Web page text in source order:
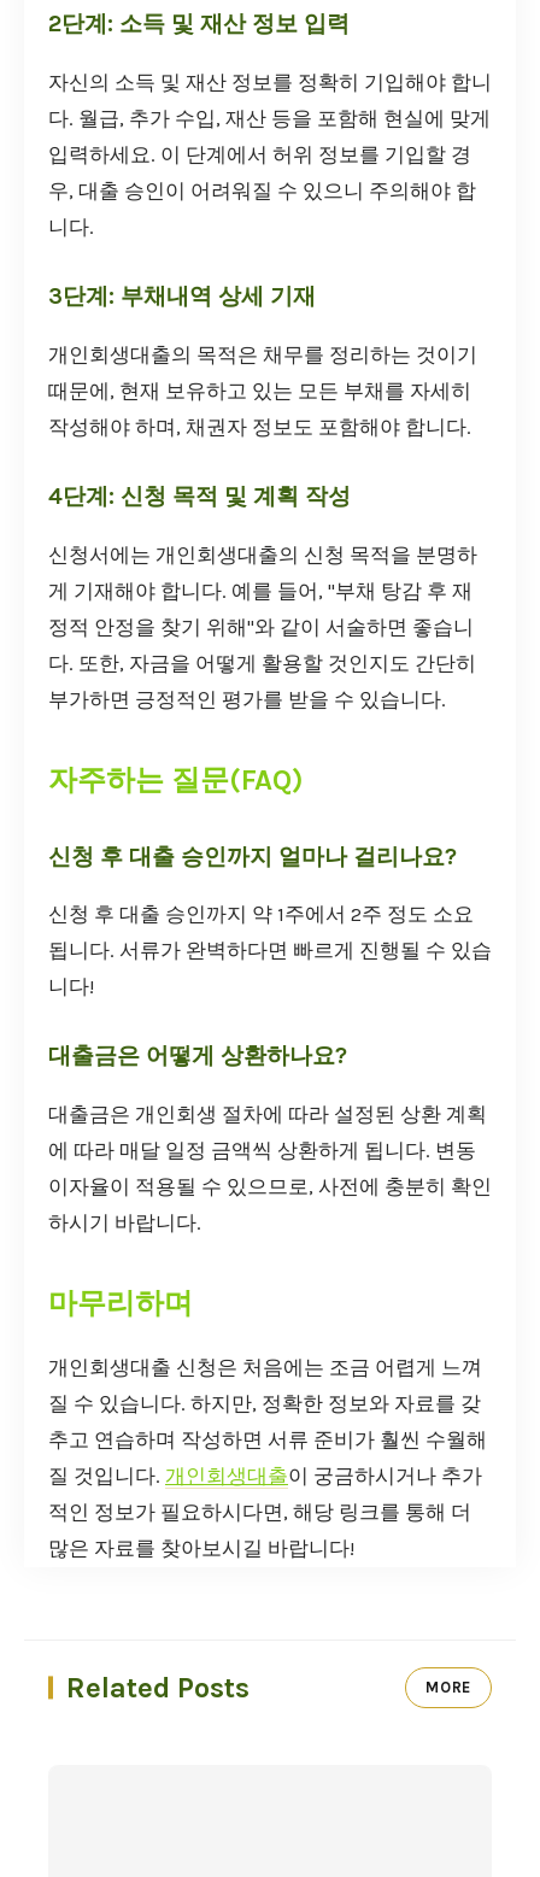
2단계: 소득 및 재산 정보 입력
자신의 소득 및 재산 정보를 정확히 기입해야 합니
다. 월급, 추가 수입, 재산 등을 포함해 현실에 맞게
입력하세요. 이 단계에서 허위 정보를 기입할 경
우, 대출 승인이 어려워질 수 있으니 주의해야 합
니다.
3단계: 부채내역 상세 기재
개인회생대출의 목적은 채무를 정리하는 것이기
때문에, 현재 보유하고 있는 모든 부채를 자세히
작성해야 하며, 채권자 정보도 포함해야 합니다.
4단계: 신청 목적 및 계획 작성
신청서에는 개인회생대출의 신청 목적을 분명하
게 기재해야 합니다. 예를 들어, "부채 탕감 후 재
정적 안정을 찾기 위해"와 같이 서술하면 좋습니
다. 또한, 자금을 어떻게 활용할 것인지도 간단히
부가하면 긍정적인 평가를 받을 수 있습니다.
자주하는 질문(FAQ)
신청 후 대출 승인까지 얼마나 걸리나요?
신청 후 대출 승인까지 약 1주에서 2주 정도 소요
됩니다. 서류가 완벽하다면 빠르게 진행될 수 있습
니다!
대출금은 어떻게 상환하나요?
대출금은 개인회생 절차에 따라 설정된 상환 계획
에 따라 매달 일정 금액씩 상환하게 됩니다. 변동
이자율이 적용될 수 있으므로, 사전에 충분히 확인
하시기 바랍니다.
마무리하며
개인회생대출 신청은 처음에는 조금 어렵게 느껴
질 수 있습니다. 하지만, 정확한 정보와 자료를 갖
추고 연습하며 작성하면 서류 준비가 훨씬 수월해
질 것입니다. 개인회생대출이 궁금하시거나 추가
적인 정보가 필요하시다면, 해당 링크를 통해 더
많은 자료를 찾아보시길 바랍니다!
Related Posts MORE